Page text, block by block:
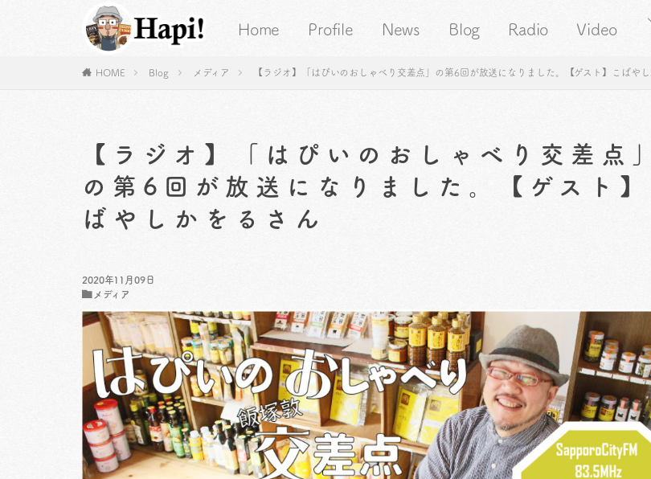
Home Profile News Blog Radio Video
HOME Blog メディア 【ラジオ】「はぴいのおしゃべり交差点」の第6回が放送になりました。【ゲスト】こばや
【ラジオ】「はぴいのおしゃべり交差点」
の第6回が放送になりました。【ゲスト】
ばやしかをるさん
2020年11月09日
メディア